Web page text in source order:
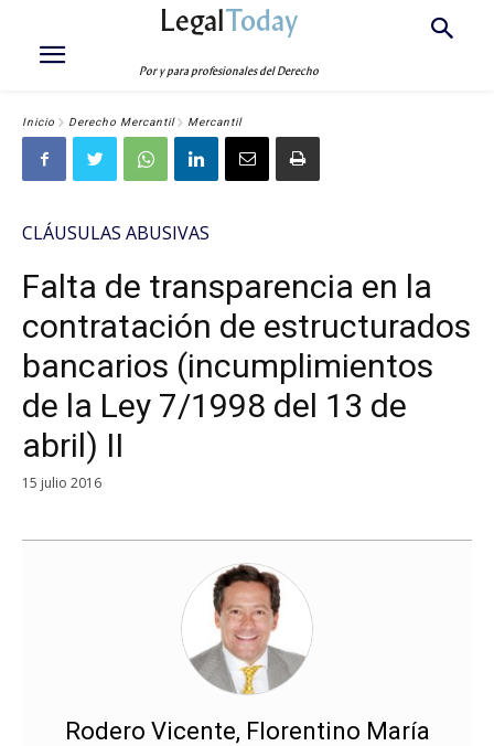
LegalToday
Por y para profesionales del Derecho
Inicio Derecho Mercantil Mercantil
CLÁUSULAS ABUSIVAS
Falta de transparencia en la
contratación de estructurados
bancarios (incumplimientos
de la Ley 7/1998 del 13 de
abril) II
15 julio 2016
Rodero Vicente, Florentino María